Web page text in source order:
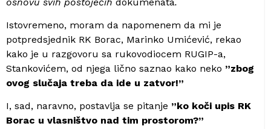
Istovremeno, moram da napomenem da mi je
potpredsjednik RK Borac, Marinko Umićević, rekao
kako je u razgovoru sa rukovodiocem RUGIP-a,
Stankovićem, od njega lično saznao kako neko ”zbog
ovog slučaja treba da ide u zatvor!”
I, sad, naravno, postavlja se pitanje ”ko koči upis RK
Borac u vlasništvo nad tim prostorom?”